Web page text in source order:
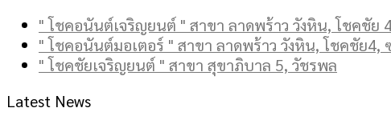
" โชคอนันต์เจริญยนต์ " สาขา ลาดพร้าว วังหิน, โชคชัย
" โชคอนันต์มอเตอร์ " สาขา ลาดพร้าว วังหิน, โชคชัย4,
" โชคชัยเจริญยนต์ " สาขา สุขาภิบาล 5, วัชรพล
Latest News